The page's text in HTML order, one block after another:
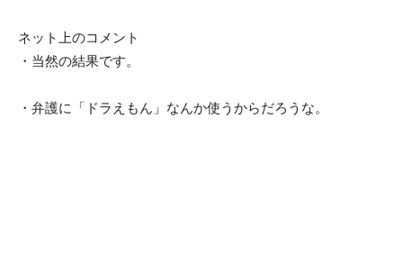
ネット上のコメント
・当然の結果です。
・弁護に「ドラえもん」なんか使うからだろうな。